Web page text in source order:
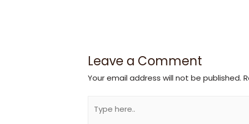
Leave a Comment
Your email address will not be published.